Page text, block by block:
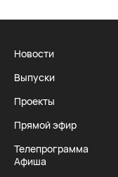
Новости
Выпуски
Проекты
Прямой эфир
Телепрограмма
Афиша